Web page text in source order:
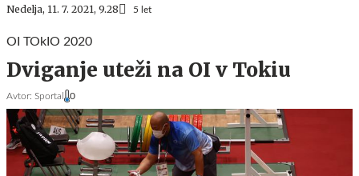
Nedelja, 11. 7. 2021, 9.28 5 let
OI TOkIO 2020
Dviganje uteži na OI v Tokiu
Avtor: Sportal 0